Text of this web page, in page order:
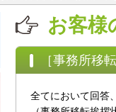
お客様
［事務所移
全てにおいて回答